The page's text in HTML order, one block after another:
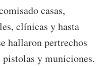
casas,
clínicas y hasta
hallaron pertrechos
y municiones.